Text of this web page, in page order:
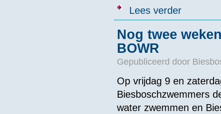
Lees verderover
Nog twee
BOWR
Gepubliceerd door
Op vrijdag 9 en
Biesboschzwemmers
water zwemmen en